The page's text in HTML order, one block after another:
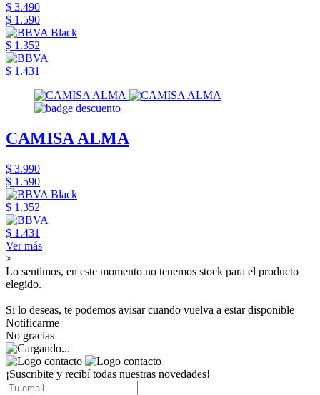
$ 3.490
$ 1.590
$ 1.352
$ 1.431
CAMISA ALMA
$ 3.990
$ 1.590
$ 1.352
$ 1.431
Ver más
×
Lo sentimos, en este momento no tenemos stock para el producto
elegido.
Si lo deseas, te podemos avisar cuando vuelva a estar disponible
Notificarme
No gracias
¡Suscribite y recibí todas nuestras novedades!